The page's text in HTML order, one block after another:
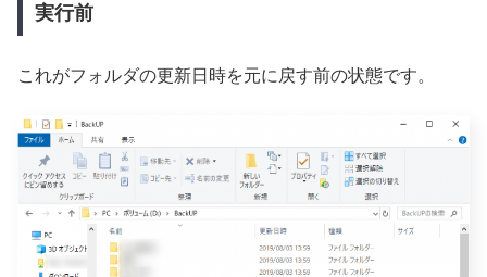
実行前
これがフォルダの更新日時を元に戻す前の状態です。